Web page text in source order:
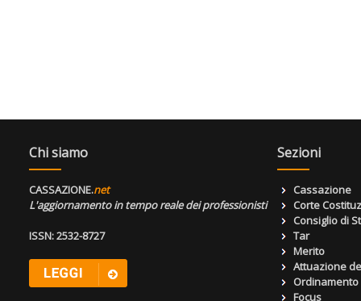
Chi siamo
CASSAZIONE.net
L'aggiornamento in tempo reale dei professionisti
ISSN: 2532-8727
Sezioni
Cassazione
Corte
Consiglio di
Tar
Merito
Attuazione
Focus